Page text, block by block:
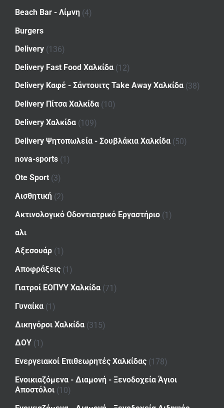
Beach Bar - Λίμνη (4)
Burgers
Delivery (136)
Delivery Fast Food Χαλκίδα (12)
Delivery Καφέ - Σάντουιτς Take Away Χαλκίδα (38)
Delivery Πίτσα Χαλκίδα (10)
Delivery Χαλκίδα (109)
Delivery Ψητοπωλεία - Σουβλάκια Χαλκίδα (50)
nova-sports (1)
Ote Sport (3)
Αισθητική (2)
Ακτινολογικό Οδοντιατρικό Εργαστήριο (1)
αλι
Αξεσουάρ (1)
Αποφράξεις (1)
Γιατροί ΕΟΠΥΥ Χαλκίδα (71)
Γυναίκα (1)
Δικηγόροι Χαλκίδα (315)
ΔΟΥ (1)
Ενεργειακοί Επιθεωρητές Χαλκίδας (178)
Ενοικιαζόμενα - Διαμονή - Ξενοδοχεία Άγιοι
Αποστόλοι (10)